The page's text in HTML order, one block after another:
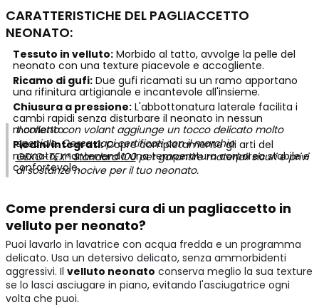
CARATTERISTICHE DEL PAGLIACCETTO
NEONATO:
Tessuto in velluto:Morbido al tatto, avvolge la pelle del
neonato con una texture piacevole e accogliente.
Ricamo di gufi:Due gufi ricamati su un ramo apportano
una rifinitura artigianale e incantevole all'insieme.
Chiusura a pressione:L'abbottonatura laterale facilita i
cambi rapidi senza disturbare il neonato in nessun
momento.
Piedini integrati:Copre completamente gli arti del
neonato, mantenendo una temperatura corporea stabile e
confortevole.
Il colletto con volant aggiunge un tocco delicato molto
speciale. Cerca capi certificati con il marchio
OEKO-TEX® Standard 100per garantire materiali sicuri e privi
di sostanze nocive per il tuo neonato.
Come prendersi cura di un pagliaccetto in
velluto per neonato?
Puoi lavarlo in lavatrice con acqua fredda e un programma
delicato. Usa un detersivo delicato, senza ammorbidenti
aggressivi. Il velluto neonato conserva meglio la sua texture
se lo lasci asciugare in piano, evitando l'asciugatrice ogni
volta che puoi.